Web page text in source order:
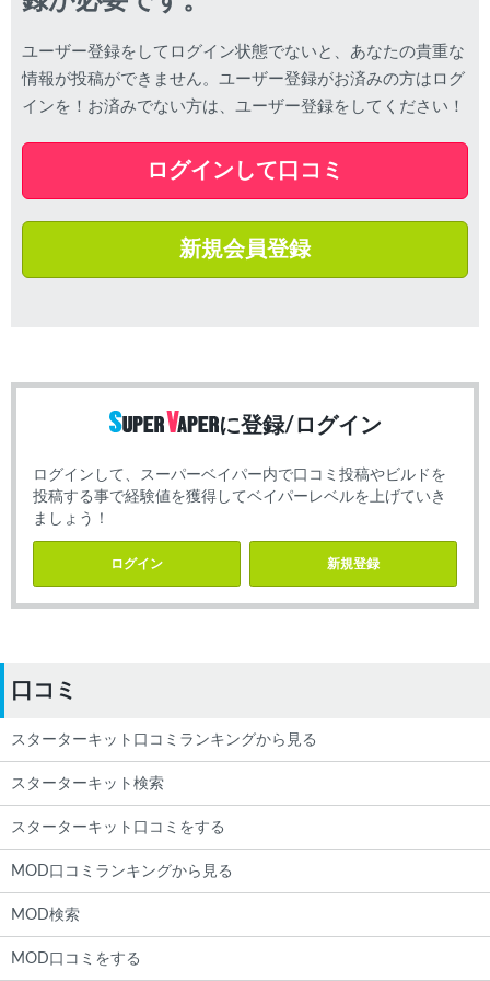
ユーザー登録をしてログイン状態でないと、あなたの貴重な
情報が投稿ができません。ユーザー登録がお済みの方はログ
インを！お済みでない方は、ユーザー登録をしてください！
ログインして口コミ
新規会員登録
に登録/ログイン
ログインして、スーパーベイパー内で口コミ投稿やビルドを
投稿する事で経験値を獲得してベイパーレベルを上げていき
ましょう！
ログイン 新規登録
口コミ
スターターキット口コミランキングから見る
スターターキット検索
スターターキット口コミをする
MOD口コミランキングから見る
MOD検索
MOD口コミをする